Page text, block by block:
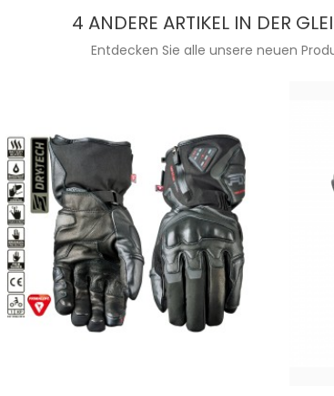
4 ANDERE ARTIKEL IN DER
Entdecken Sie alle unsere neuen